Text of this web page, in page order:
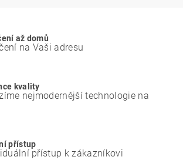
až domů
na Vaši adresu
kvality
nejmodernější technologie na
přístup
přístup k zákazníkovi